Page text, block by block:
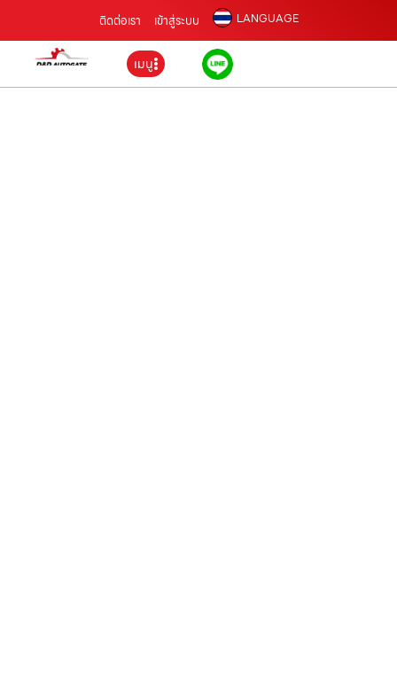
ติดต่อเรา เข้าสู่ระบบ LANGUAGE
เมนู